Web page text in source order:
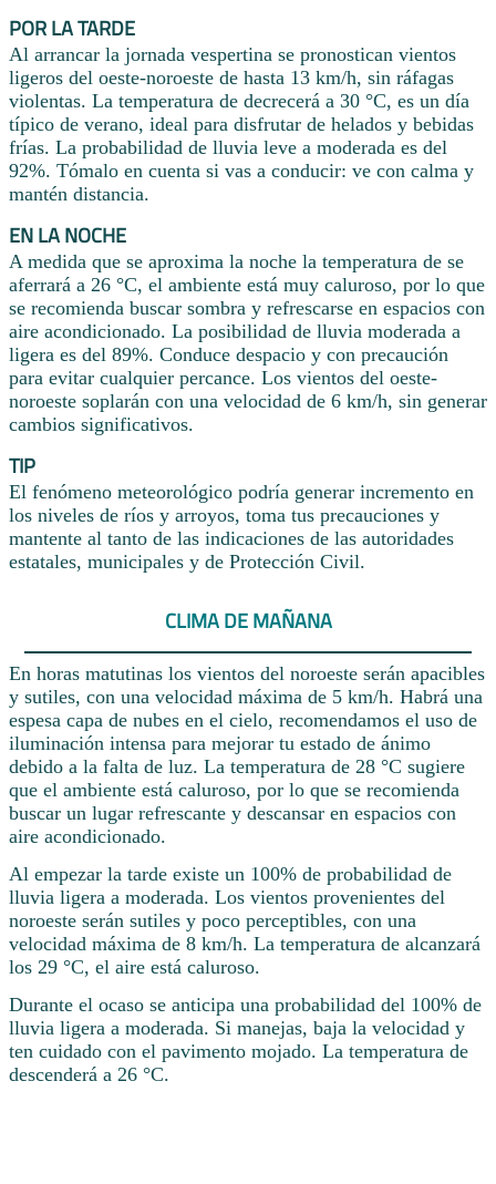
POR LA TARDE
Al arrancar la jornada vespertina se pronostican vientos
ligeros del oeste-noroeste de hasta 13 km/h, sin ráfagas
violentas. La temperatura de decrecerá a 30 °C, es un día
típico de verano, ideal para disfrutar de helados y bebidas
frías. La probabilidad de lluvia leve a moderada es del
92%. Tómalo en cuenta si vas a conducir: ve con calma y
mantén distancia.
EN LA NOCHE
A medida que se aproxima la noche la temperatura de se
aferrará a 26 °C, el ambiente está muy caluroso, por lo que
se recomienda buscar sombra y refrescarse en espacios con
aire acondicionado. La posibilidad de lluvia moderada a
ligera es del 89%. Conduce despacio y con precaución
para evitar cualquier percance. Los vientos del oeste-
noroeste soplarán con una velocidad de 6 km/h, sin generar
cambios significativos.
TIP
El fenómeno meteorológico podría generar incremento en
los niveles de ríos y arroyos, toma tus precauciones y
mantente al tanto de las indicaciones de las autoridades
estatales, municipales y de Protección Civil.
CLIMA DE MAÑANA
En horas matutinas los vientos del noroeste serán apacibles
y sutiles, con una velocidad máxima de 5 km/h. Habrá una
espesa capa de nubes en el cielo, recomendamos el uso de
iluminación intensa para mejorar tu estado de ánimo
debido a la falta de luz. La temperatura de 28 °C sugiere
que el ambiente está caluroso, por lo que se recomienda
buscar un lugar refrescante y descansar en espacios con
aire acondicionado.
Al empezar la tarde existe un 100% de probabilidad de
lluvia ligera a moderada. Los vientos provenientes del
noroeste serán sutiles y poco perceptibles, con una
velocidad máxima de 8 km/h. La temperatura de alcanzará
los 29 °C, el aire está caluroso.
Durante el ocaso se anticipa una probabilidad del 100% de
lluvia ligera a moderada. Si manejas, baja la velocidad y
ten cuidado con el pavimento mojado. La temperatura de
descenderá a 26 °C.